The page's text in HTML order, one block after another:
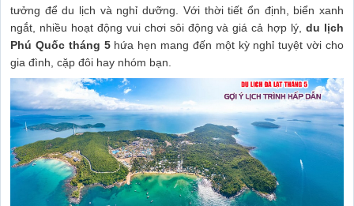
tưởng để du lịch và nghỉ dưỡng. Với thời tiết ổn định, biển xanh
ngắt, nhiều hoạt động vui chơi sôi động và giá cả hợp lý,du lịch
Phú Quốc tháng 5hứa hẹn mang đến một kỳ nghỉ tuyệt vời cho
gia đình, cặp đôi hay nhóm bạn.